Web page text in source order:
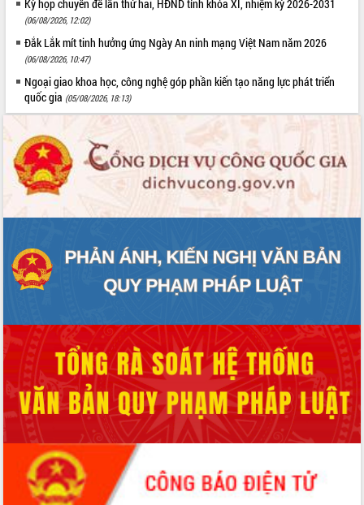
Tập huấn ứng dụng trí tuệ nhân tạo (AI)
trong thương mại điện tử năm 2026
Đoàn đại biểu Quốc hội tỉnh Đắk Lắk
trao đổi thông tin trước Kỳ họp thứ
nhất, Quốc hội khóa XVI
Quyết liệt cải cách hành chính, khơi
thông nguồn lực phát triển
Nâng cao hiệu lực, hiệu quả HĐND
tỉnh thông qua hiện đại hóa hành chính
Xã Ea Phê gắn cải cách hành chính với
chuyển đổi số
tâm Phục vụ hành chính công xã Ea
Phê
Xây dựng nền hành chính số đồng
hành cùng nông dân dân, doanh nghiệp
đấu có 77% xã đạt chuẩn nông thôn
mới
Chuyển đổi số 'mở đường' cho nông
nghiệp Đắk Lắk tăng trưởng bứt phá
Triển khai đồng bộ đo đạc, lập hồ sơ
địa chính, hoàn thiện cơ sở dữ liệu đất
đai
Ứng dụng sinh trắc học - Bước tiến
trong hành trình chuyển đổi số tại Đắk
Lắk
Kỳ họp chuyên đề lần thứ hai, HĐND tỉnh khóa XI, nhiệm kỳ 2026-2031
(06/08/2026, 12:02)
Đắk Lắk mít tinh hưởng ứng Ngày An ninh mạng Việt Nam năm 2026
(06/08/2026, 10:47)
Ngoại giao khoa học, công nghệ góp phần kiến tạo năng lực phát triển
quốc gia (05/08/2026, 18:13)